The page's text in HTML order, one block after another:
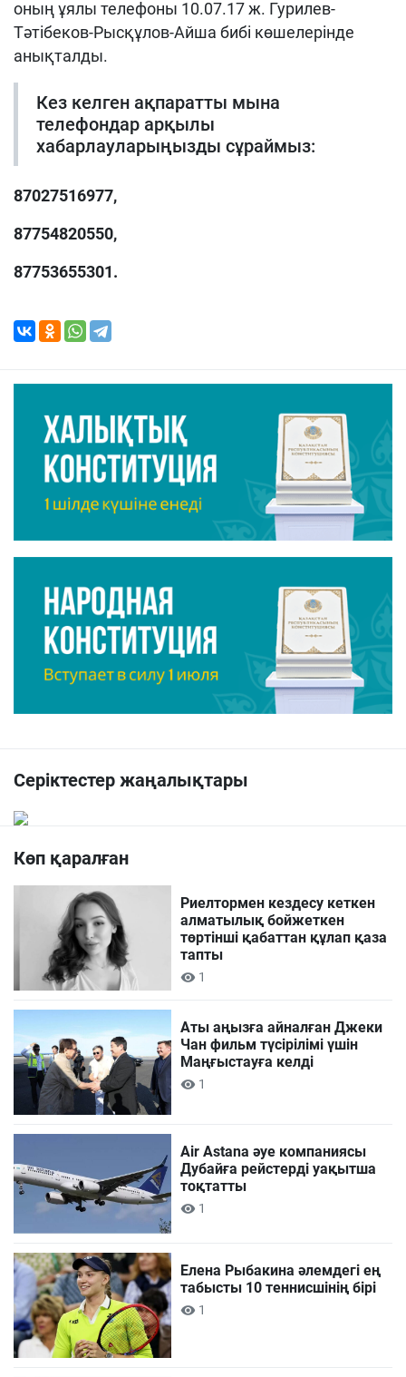
оның ұялы телефоны 10.07.17 ж. Гурилев-
Тәтібеков-Рысқұлов-Айша бибі көшелерінде
анықталды.
Кез келген ақпаратты мына
телефондар арқылы
хабарлауларыңызды сұраймыз:
87027516977,
87754820550,
87753655301.
Серіктестер жаңалықтары
Көп қаралған
Риелтормен кездесу кеткен
алматылық бойжеткен
төртінші қабаттан құлап қаза
тапты
1
Аты аңызға айналған Джеки
Чан фильм түсірілімі үшін
Маңғыстауға келді
1
Air Astana әуе компаниясы
Дубайға рейстерді уақытша
тоқтатты
1
Елена Рыбакина әлемдегі ең
табысты 10 теннисшінің бірі
1